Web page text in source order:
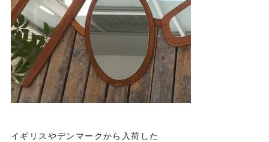
イギリスやデンマークから入荷した